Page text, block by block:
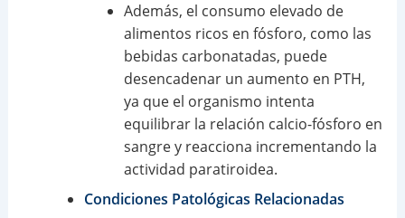
Además, el consumo elevado de
alimentos ricos en fósforo, como las
bebidas carbonatadas, puede
desencadenar un aumento en PTH,
ya que el organismo intenta
equilibrar la relación calcio-fósforo en
sangre y reacciona incrementando la
actividad paratiroidea.
Condiciones Patológicas Relacionadas